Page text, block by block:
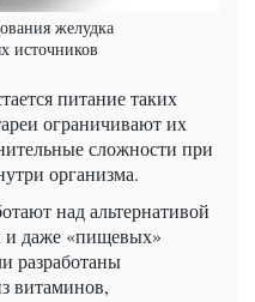
желудка
источников
питание таких
ограничивают их
сложности при
организма.
над альтернативой
и даже «пищевых»
разработаны
витаминов,